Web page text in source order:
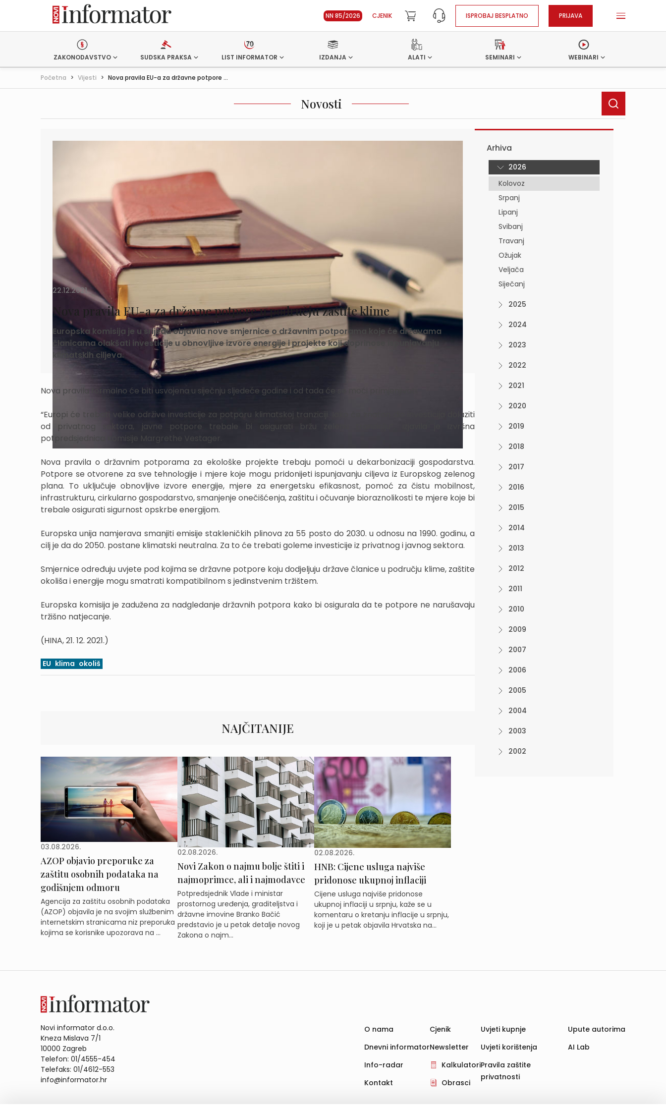
NN 85/2026 CJENIK ISPROBAJ BESPLATNO PRIJAVA
ZAKONODAVSTVO SUDSKA PRAKSA LIST INFORMATOR IZDANJA ALATI SEMINARI WEBINARI
Početna > Vijesti > Nova pravila EU-a za državne potpore ...
Novosti
22.12.2021.
Nova pravila EU-a za državne potpore u području zaštite klime
Europska komisija je u srijedu objavila nove smjernice o državnim potporama koje će državama
članicama olakšati investicije u obnovljive izvore energije i projekte koji doprinose ispunjavanju
klimatskih ciljeva.
Nova pravila formalno će biti usvojena u siječnju sljedeće godine i od tada će se moći primjenjivati.
“Europi će trebati velike održive investicije za potporu klimatskoj tranziciji. Iako će znatan dio investicija dolaziti
od privatnog sektora, javne potpore trebale bi osigurati bržu zelenu tranziciju”, izjavila je izvršna
potpredsjednica Komisije Margrethe Vestager.
Nova pravila o državnim potporama za ekološke projekte trebaju pomoći u dekarbonizaciji gospodarstva.
Potpore se otvorene za sve tehnologije i mjere koje mogu pridonijeti ispunjavanju ciljeva iz Europskog zelenog
plana. To uključuje obnovljive izvore energije, mjere za energetsku efikasnost, pomoć za čistu mobilnost,
infrastrukturu, cirkularno gospodarstvo, smanjenje onečišćenja, zaštitu i očuvanje bioraznolikosti te mjere koje bi
trebale osigurati sigurnost opskrbe energijom.
Europska unija namjerava smanjiti emisije stakleničkih plinova za 55 posto do 2030. u odnosu na 1990. godinu, a
cilj je da do 2050. postane klimatski neutralna. Za to će trebati goleme investicije iz privatnog i javnog sektora.
Smjernice određuju uvjete pod kojima se državne potpore koju dodjeljuju države članice u području klime, zaštite
okoliša i energije mogu smatrati kompatibilnom s jedinstvenim tržištem.
Europska komisija je zadužena za nadgledanje državnih potpora kako bi osigurala da te potpore ne narušavaju
tržišno natjecanje.
(HINA, 21. 12. 2021.)
EU klima okoliš
NAJČITANIJE
03.08.2026.
AZOP objavio preporuke za
zaštitu osobnih podataka na
godišnjem odmoru
Agencija za zaštitu osobnih podataka
(AZOP) objavila je na svojim službenim
internetskim stranicama niz preporuka
kojima se korisnike upozorava na ...
02.08.2026.
Novi Zakon o najmu bolje štiti i
najmoprimce, ali i najmodavce
Potpredsjednik Vlade i ministar
prostornog uređenja, graditeljstva i
državne imovine Branko Bačić
predstavio je u petak detalje novog
Zakona o najm...
02.08.2026.
HNB: Cijene usluga najviše
pridonose ukupnoj inflaciji
Cijene usluga najviše pridonose
ukupnoj inflaciji u srpnju, kaže se u
komentaru o kretanju inflacije u srpnju,
koji je u petak objavila Hrvatska na...
Arhiva
2026
Kolovoz
Srpanj
Lipanj
Svibanj
Travanj
Ožujak
Veljača
Siječanj
2025
2024
2023
2022
2021
2020
2019
2018
2017
2016
2015
2014
2013
2012
2011
2010
2009
2007
2006
2005
2004
2003
2002
Novi informator d.o.o.
Kneza Mislava 7/1
10000 Zagreb
Telefon: 01/4555-454
Telefaks: 01/4612-553
info@informator.hr
O nama
Dnevni informator
Info-radar
Kontakt
Cjenik
Newsletter
Kalkulatori
Obrasci
Uvjeti kupnje
Uvjeti korištenja
Pravila zaštite
privatnosti
Upute autorima
AI Lab